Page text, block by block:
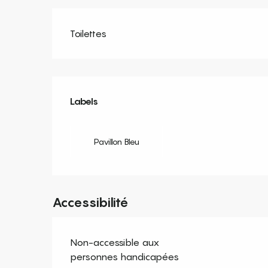
Toilettes
Offres de
Labels
Labels
Pavillon Bleu
Accessibilité
Non-accessible aux
personnes handicapées